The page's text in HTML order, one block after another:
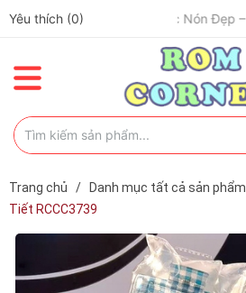
Yêu thích (0)
✈️ Đi Du Lịch – Cách Để Tâm Trạng “Refresh” Hơn ✨
Trang chủ / Danh mục tất cả sản phẩm
Tiết RCCC3739